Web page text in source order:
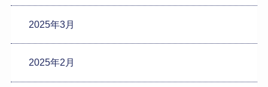
2025年3月
2025年2月